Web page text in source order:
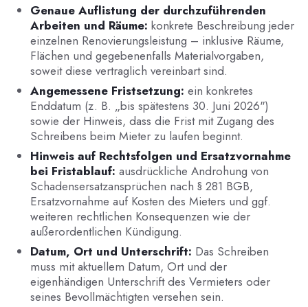
Genaue Auflistung der durchzuführenden
Arbeiten und Räume: konkrete Beschreibung jeder
einzelnen Renovierungsleistung – inklusive Räume,
Flächen und gegebenenfalls Materialvorgaben,
soweit diese vertraglich vereinbart sind.
Angemessene Fristsetzung: ein konkretes
Enddatum (z. B. „bis spätestens 30. Juni 2026")
sowie der Hinweis, dass die Frist mit Zugang des
Schreibens beim Mieter zu laufen beginnt.
Hinweis auf Rechtsfolgen und Ersatzvornahme
bei Fristablauf: ausdrückliche Androhung von
Schadensersatzansprüchen nach § 281 BGB,
Ersatzvornahme auf Kosten des Mieters und ggf.
weiteren rechtlichen Konsequenzen wie der
außerordentlichen Kündigung.
Datum, Ort und Unterschrift: Das Schreiben
muss mit aktuellem Datum, Ort und der
eigenhändigen Unterschrift des Vermieters oder
seines Bevollmächtigten versehen sein.